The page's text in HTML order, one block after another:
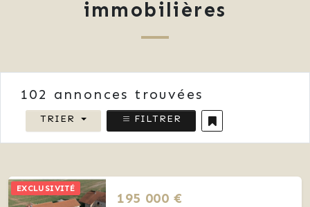
immobilières
102 annonces trouvées
TRIER FILTRER
EXCLUSIVITÉ
195 000 €